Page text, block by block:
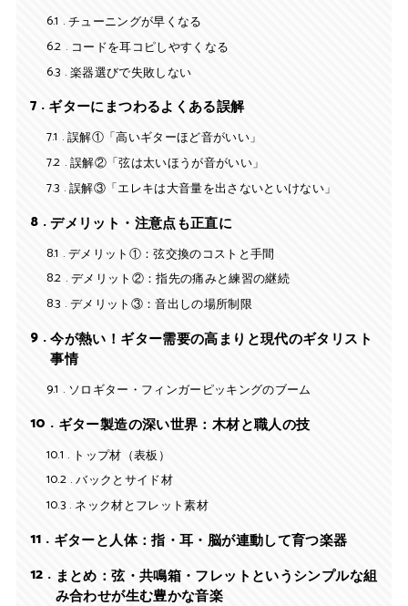
6.1
チューニングが早くなる
6.2 コードを耳コピしやすくなる
6.3 楽器選びで失敗しない
7
ギターにまつわるよくある誤解
7.1
誤解①「高いギターほど音がいい」
7.2 誤解②「弦は太いほうが音がいい」
7.3 誤解③「エレキは大音量を出さないといけない」
8
デメリット・注意点も正直に
8.1
デメリット①：弦交換のコストと手間
8.2 デメリット②：指先の痛みと練習の継続
8.3 デメリット③：音出しの場所制限
9
今が熱い！ギター需要の高まりと現代のギタリスト
事情
9.1
ソロギター・フィンガーピッキングのブーム
10
ギター製造の深い世界：木材と職人の技
10.1
トップ材（表板）
10.2 バックとサイド材
10.3 ネック材とフレット素材
11 ギターと人体：指・耳・脳が連動して育つ楽器
12
まとめ：弦・共鳴箱・フレットというシンプルな組
み合わせが生む豊かな音楽